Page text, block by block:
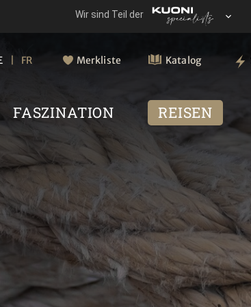
FR Merkliste Katalog
FASZINATION REISEN